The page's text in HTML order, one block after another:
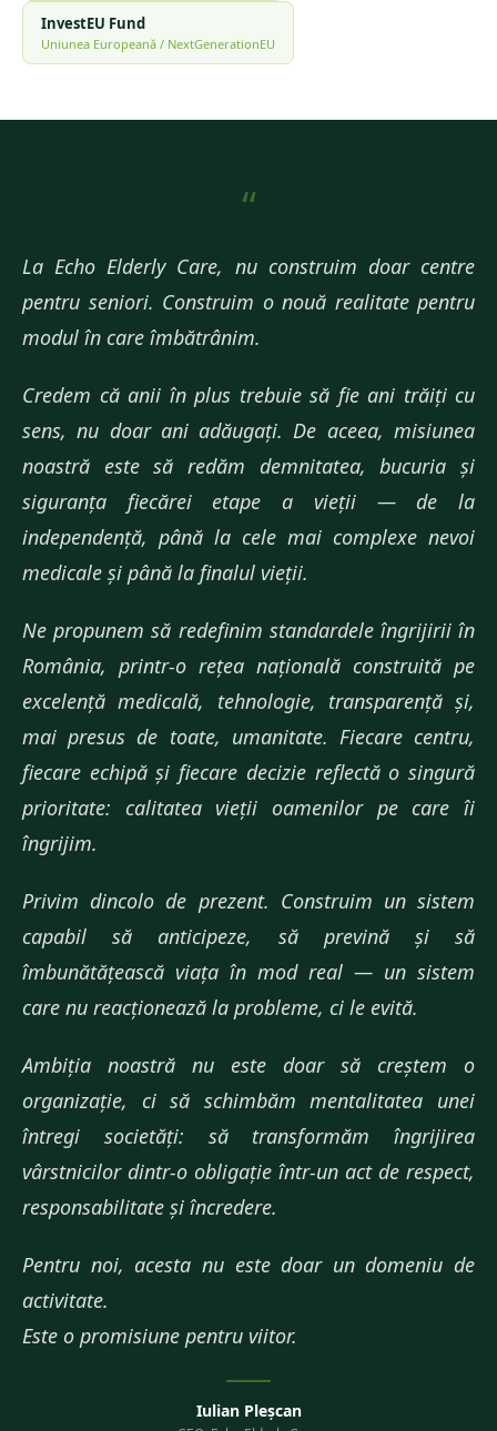
InvestEU Fund
Uniunea Europeană / NextGenerationEU
“
La Echo Elderly Care, nu construim doar centre
pentru seniori. Construim o nouă realitate pentru
modul în care îmbătrânim.
Credem că anii în plus trebuie să fie ani trăiți cu
sens, nu doar ani adăugați. De aceea, misiunea
noastră este să redăm demnitatea, bucuria și
siguranța fiecărei etape a vieții — de la
independență, până la cele mai complexe nevoi
medicale și până la finalul vieții.
Ne propunem să redefinim standardele îngrijirii în
România, printr-o rețea națională construită pe
excelență medicală, tehnologie, transparență și,
mai presus de toate, umanitate. Fiecare centru,
fiecare echipă și fiecare decizie reflectă o singură
prioritate: calitatea vieții oamenilor pe care îi
îngrijim.
Privim dincolo de prezent. Construim un sistem
capabil să anticipeze, să prevină și să
îmbunătățească viața în mod real — un sistem
care nu reacționează la probleme, ci le evită.
Ambiția noastră nu este doar să creștem o
organizație, ci să schimbăm mentalitatea unei
întregi societăți: să transformăm îngrijirea
vârstnicilor dintr-o obligație într-un act de respect,
responsabilitate și încredere.
Pentru noi, acesta nu este doar un domeniu de
activitate.
Este o promisiune pentru viitor.
Iulian Pleșcan